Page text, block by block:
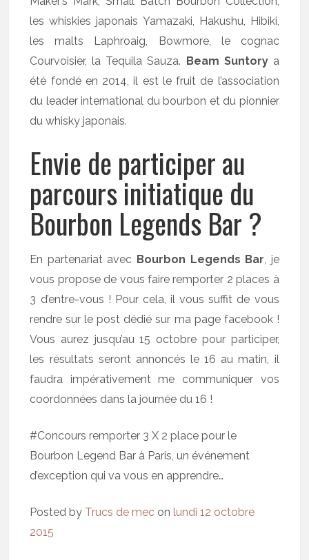
les whiskies japonais Yamazaki, Hakushu, Hibiki,
les malts Laphroaig, Bowmore, le cognac
Courvoisier, la Tequila Sauza.
Beam Suntorya
été fondé en 2014, il est le fruit de l’association
du leader international du bourbon et du pionnier
du whisky japonais.
Envie de participer au
parcours initiatique du
Bourbon Legends Bar ?
En partenariat avec Bourbon Legends Bar, je
vous propose de vous faire remporter 2 places à
3 d’entre-vous ! Pour cela, il vous suffit de vous
rendre sur le post dédié sur ma page facebook !
Vous aurez jusqu’au 15 octobre pour participer,
les résultats seront annoncés le 16 au matin, il
faudra impérativement me communiquer vos
coordonnées dans la journée du 16 !
#Concours remporter 3 X 2 place pour le
Bourbon Legend Bar à Paris, un événement
d’exception qui va vous en apprendre…
Posted by Trucs de mec on lundi 12 octobre
2015